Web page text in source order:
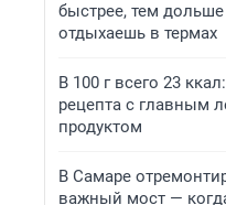
быстрее, тем дольше
отдыхаешь в термах
В 100 г всего 23
рецепта с главным
продуктом
В Самаре
важный мост —